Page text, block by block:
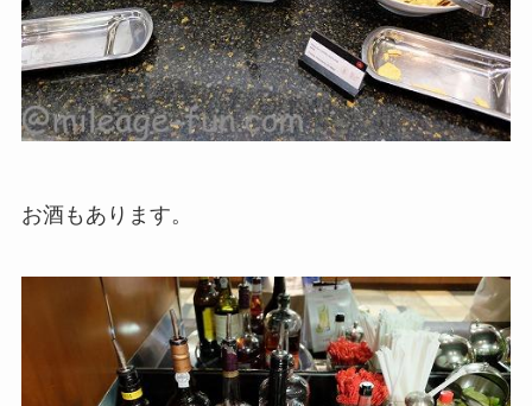
お酒もあります。